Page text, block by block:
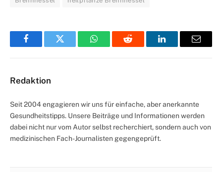
FacebookTwitter WhatsAppReddit LinkedInEmail
Redaktion
Seit 2004 engagieren wir uns für einfache, aber anerkannte
Gesundheitstipps. Unsere Beiträge und Informationen werden
dabei nicht nur vom Autor selbst recherchiert, sondern auch von
medizinischen Fach-Journalisten gegengeprüft.